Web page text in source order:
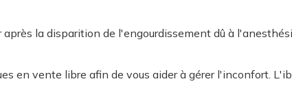
la disparition de l'engourdissement dû à
en vente libre afin de vous aider à gérer l'inconfort.